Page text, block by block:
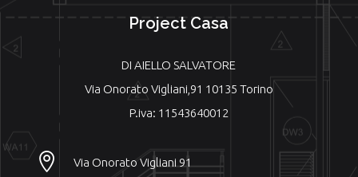
Project Casa
DI AIELLO SALVATORE
Via Onorato Vigliani,91 10135 Torino
P.iva: 11543640012

Via Onorato Vigliani 91